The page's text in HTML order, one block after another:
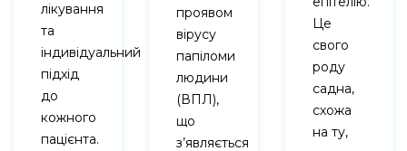
лікування
та
індивідуальний
підхід
до
кожного
пацієнта.
проявом
вірусу
папіломи
людини
(ВПЛ),
що
з’являється
Це
свого
роду
садна,
схожа
на ту,